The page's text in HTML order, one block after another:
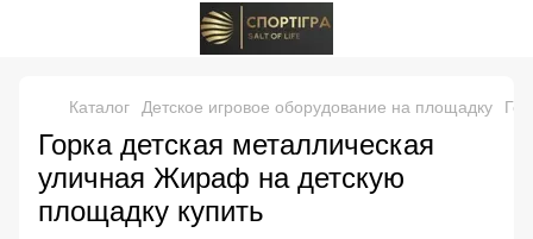
Каталог Детское игровое оборудование на площадку
Горка детская металлическая
уличная Жираф на детскую
площадку купить